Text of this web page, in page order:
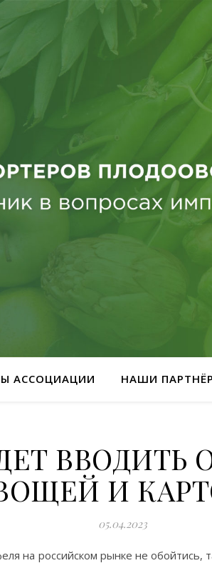
АССОЦИАЦИИ НАШИ
ВВОДИТЬ
И
05.04.2023
на российском рынке не обойтись,